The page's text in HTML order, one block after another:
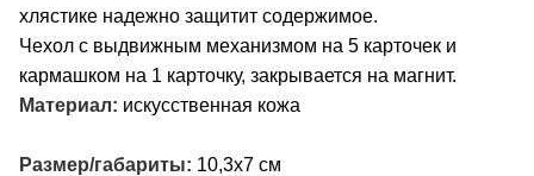
хлястике надежно защитит содержимое.
Чехол с выдвижным механизмом на 5 карточек и
кармашком на 1 карточку, закрывается на магнит.
Материал: искусственная кожа
Размер/габариты: 10,3х7 см